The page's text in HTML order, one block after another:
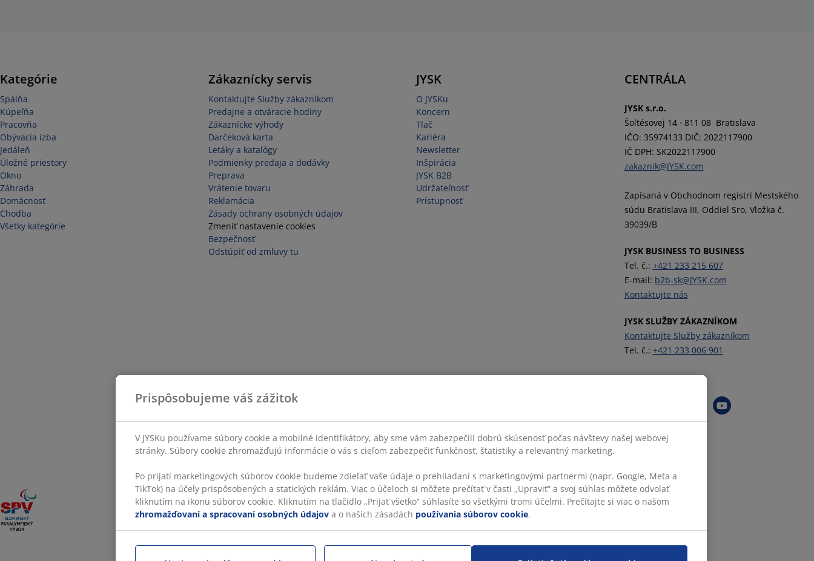
Kategórie
Spálňa
Kúpeľňa
Pracovňa
Obývacia izba
Jedáleň
Úložné priestory
Okno
Záhrada
Domácnosť
Chodba
Všetky kategórie
Zákaznícky servis
Kontaktujte Služby zákazníkom
Predajne a otváracie hodiny
Zákaznícke výhody
Darčeková karta
Letáky a katalógy
Podmienky predaja a dodávky
Preprava
Vrátenie tovaru
Reklamácia
Zásady ochrany osobných údajov
Zmeniť nastavenie cookies
Bezpečnosť
Odstúpiť od zmluvy tu
JYSK
O JYSKu
Koncern
Tlač
Kariéra
Newsletter
Inšpirácia
JYSK B2B
Udržateľnosť
Prístupnosť
CENTRÁLA
JYSK s.r.o.
Šoltésovej 14 · 811 08 Bratislava
IČO: 35974133 DIČ: 2022117900
IČ DPH: SK2022117900
zakaznik@JYSK.com
Zapísaná v Obchodnom registri Mestského
súdu Bratislava III, Oddiel Sro, Vložka č.
39039/B
JYSK BUSINESS TO BUSINESS
Tel. č.: +421 233 215 607
E-mail: b2b-sk@JYSK.com
Kontaktujte nás
JYSK SLUŽBY ZÁKAZNÍKOM
Kontaktujte Služby zákazníkom
Tel. č.: +421 233 006 901
Prispôsobujeme váš zážitok
V JYSKu používame súbory cookie a mobilné identifikátory, aby sme vám zabezpečili dobrú skúsenosť počas návštevy našej webovej
stránky. Súbory cookie zhromažďujú informácie o vás s cieľom zabezpečiť funkčnosť, štatistiky a relevantný marketing.
Po prijatí marketingových súborov cookie budeme zdieľať vaše údaje o prehliadaní s marketingovými partnermi (napr. Google, Meta a
TikTok) na účely prispôsobených a statických reklám. Viac o účeloch si môžete prečítať v časti „Upraviť“ a svoj súhlas môžete odvolať
kliknutím na ikonu súborov cookie. Kliknutím na tlačidlo „Prijať všetko“ súhlasíte so všetkými tromi účelmi. Prečítajte si viac o našom
zhromažďovaní a spracovaní osobných údajov a o našich zásadách používania súborov cookie.